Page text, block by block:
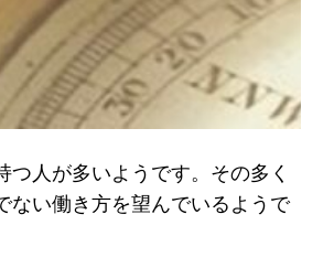
つ人が多いようです。その多く
ない働き方を望んでいるようで